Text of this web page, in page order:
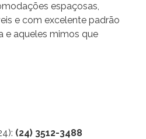
espaçosas,
e com excelente padrão
e aqueles mimos que
(24) 3512-3488